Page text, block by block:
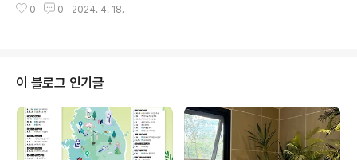
매 : 4. 30.(화) 오후 2시 / 대상기간 : 5.22.(수) ~ 6..
행사에 참여하시길 바랍니다.
0 0 2024. 4. 18.
이 블로그 인기글